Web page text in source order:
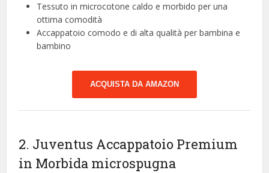
Tessuto in microcotone caldo e morbido per una
ottima comodità
Accappatoio comodo e di alta qualità per bambina e
bambino
ACQUISTA DA AMAZON
2. Juventus Accappatoio Premium
in Morbida microspugna